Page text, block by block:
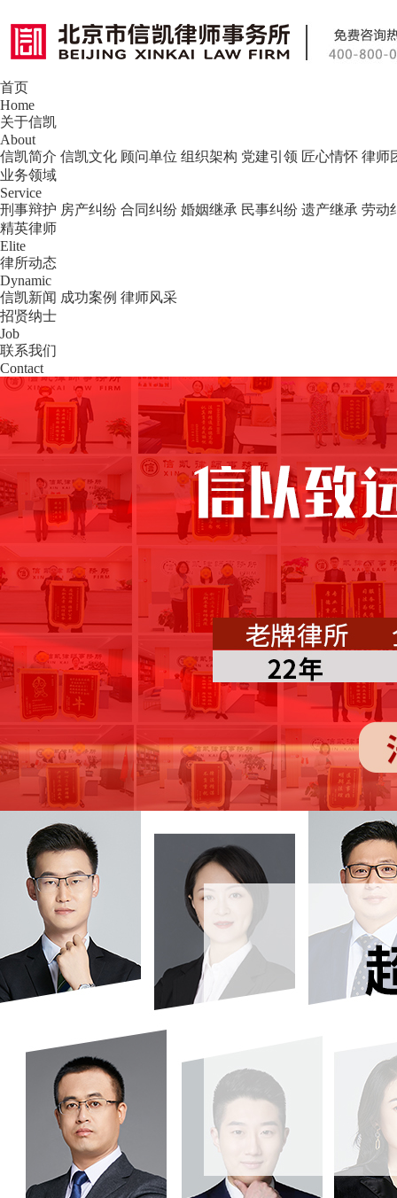
北京市信凯律师事务所 — 北京专业刑事
首页
Home
关于信凯
About
信凯简介 信凯文化 顾问单位 组织架构 党建引领 匠心情怀 律师
业务领域
Service
刑事辩护 房产纠纷 合同纠纷 婚姻继承 民事纠纷 遗产继承 劳动
精英律师
Elite
律所动态
Dynamic
信凯新闻 成功案例 律师风采
招贤纳士
Job
联系我们
Contact